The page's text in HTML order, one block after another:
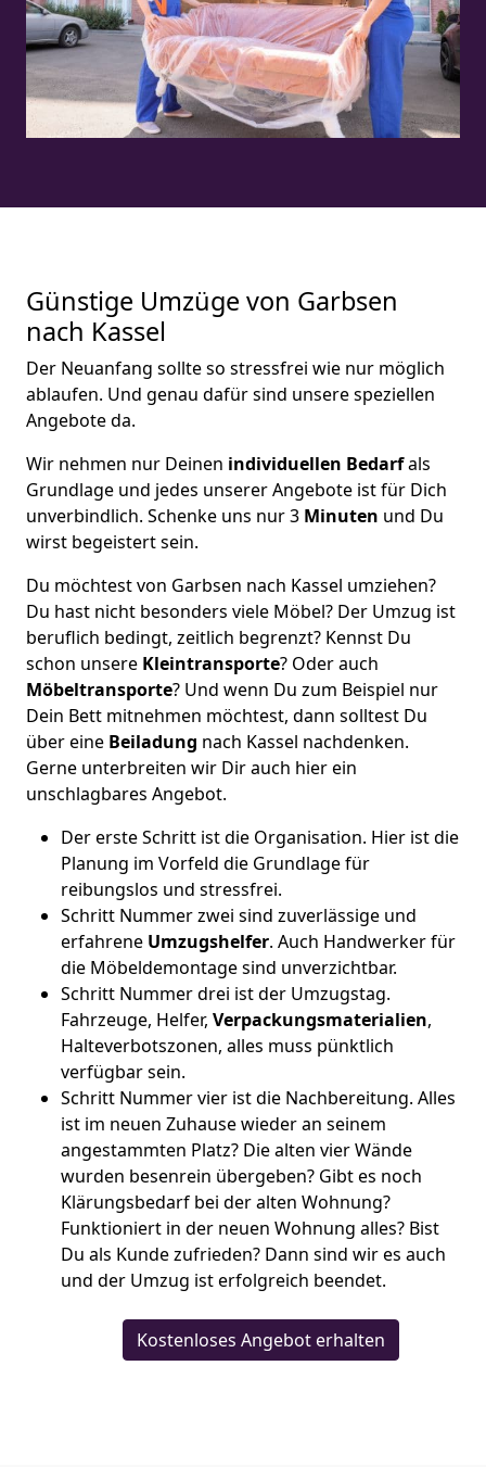
Günstige Umzüge von Garbsen
nach Kassel
Der Neuanfang sollte so stressfrei wie nur möglich
ablaufen. Und genau dafür sind unsere speziellen
Angebote da.
Wir nehmen nur Deinen individuellen Bedarfals
Grundlage und jedes unserer Angebote ist für Dich
unverbindlich. Schenke uns nur 3 Minuten und Du
wirst begeistert sein.
Du möchtest von Garbsen nach Kassel umziehen?
Du hast nicht besonders viele Möbel? Der Umzug ist
beruflich bedingt, zeitlich begrenzt? Kennst Du
schon unsere Kleintransporte? Oder auch
Möbeltransporte? Und wenn Du zum Beispiel nur
Dein Bett mitnehmen möchtest, dann solltest Du
über eine Beiladung nach Kassel nachdenken.
Gerne unterbreiten wir Dir auch hier ein
unschlagbares Angebot.
Der erste Schritt ist die Organisation. Hier ist die
Planung im Vorfeld die Grundlage für
reibungslos und stressfrei.
Schritt Nummer zwei sind zuverlässige und
erfahrene Umzugshelfer. Auch Handwerker für
die Möbeldemontage sind unverzichtbar.
Schritt Nummer drei ist der Umzugstag.
Fahrzeuge, Helfer, Verpackungsmaterialien,
Halteverbotszonen, alles muss pünktlich
verfügbar sein.
Schritt Nummer vier ist die Nachbereitung. Alles
ist im neuen Zuhause wieder an seinem
angestammten Platz? Die alten vier Wände
wurden besenrein übergeben? Gibt es noch
Klärungsbedarf bei der alten Wohnung?
Funktioniert in der neuen Wohnung alles? Bist
Du als Kunde zufrieden? Dann sind wir es auch
und der Umzug ist erfolgreich beendet.
Kostenloses Angebot erhalten